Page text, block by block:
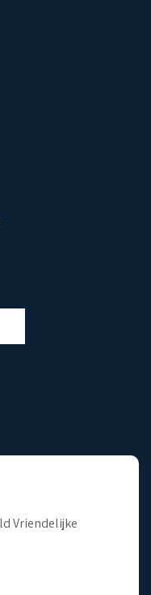
Vriendelijke